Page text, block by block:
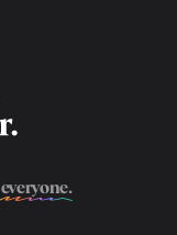
everyone.